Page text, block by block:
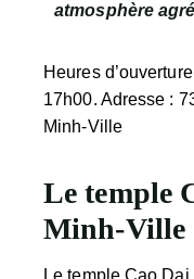
atmosphère
Heures
17h00. Adresse :
Minh-Ville
Le temple
Minh-Ville
Le temple Cao